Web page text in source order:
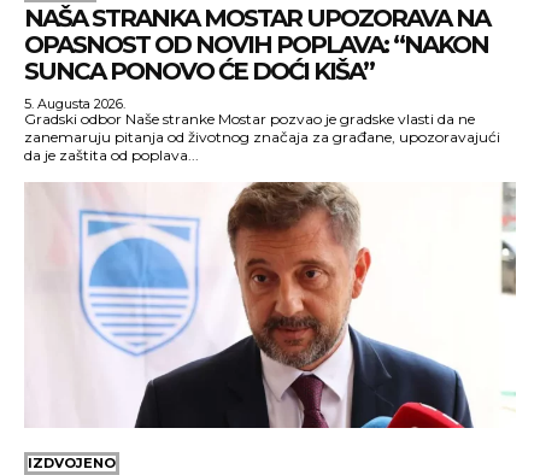
NAŠA STRANKA MOSTAR UPOZORAVA NA
OPASNOST OD NOVIH POPLAVA: “NAKON
SUNCA PONOVO ĆE DOĆI KIŠA”
5. Augusta 2026.
Gradski odbor Naše stranke Mostar pozvao je gradske vlasti da ne
zanemaruju pitanja od životnog značaja za građane, upozoravajući
da je zaštita od poplava...
IZDVOJENO